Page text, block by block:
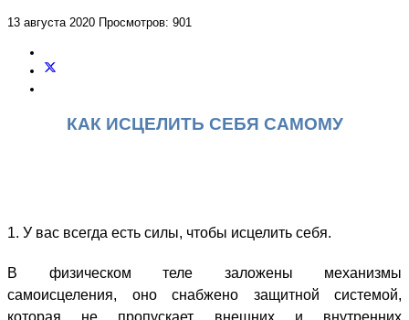
13 августа 2020 Просмотров: 901
КАК ИСЦЕЛИТЬ СЕБЯ САМОМУ
1. У вас всегда есть силы, чтобы исцелить себя.
В физическом теле заложены механизмы
самоисцеления, оно снабжено защитной системой,